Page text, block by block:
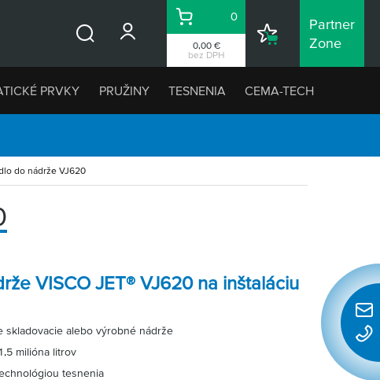
0,00 €
bez DPH
Košík
0
Nákupný
Partner
Zone
PRVKY PRUŽINY TESNENIA CEMA-TECH
do nádrže VJ620
VISCO JET® VJ620 na inštaláciu
skladovacie alebo výrobné nádrže
milióna litrov
tesnenia